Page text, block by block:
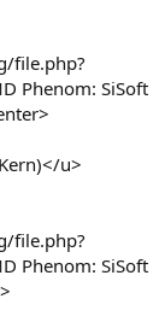
file.php?
Phenom: SiSoft
u>
file.php?
Phenom: SiSoft